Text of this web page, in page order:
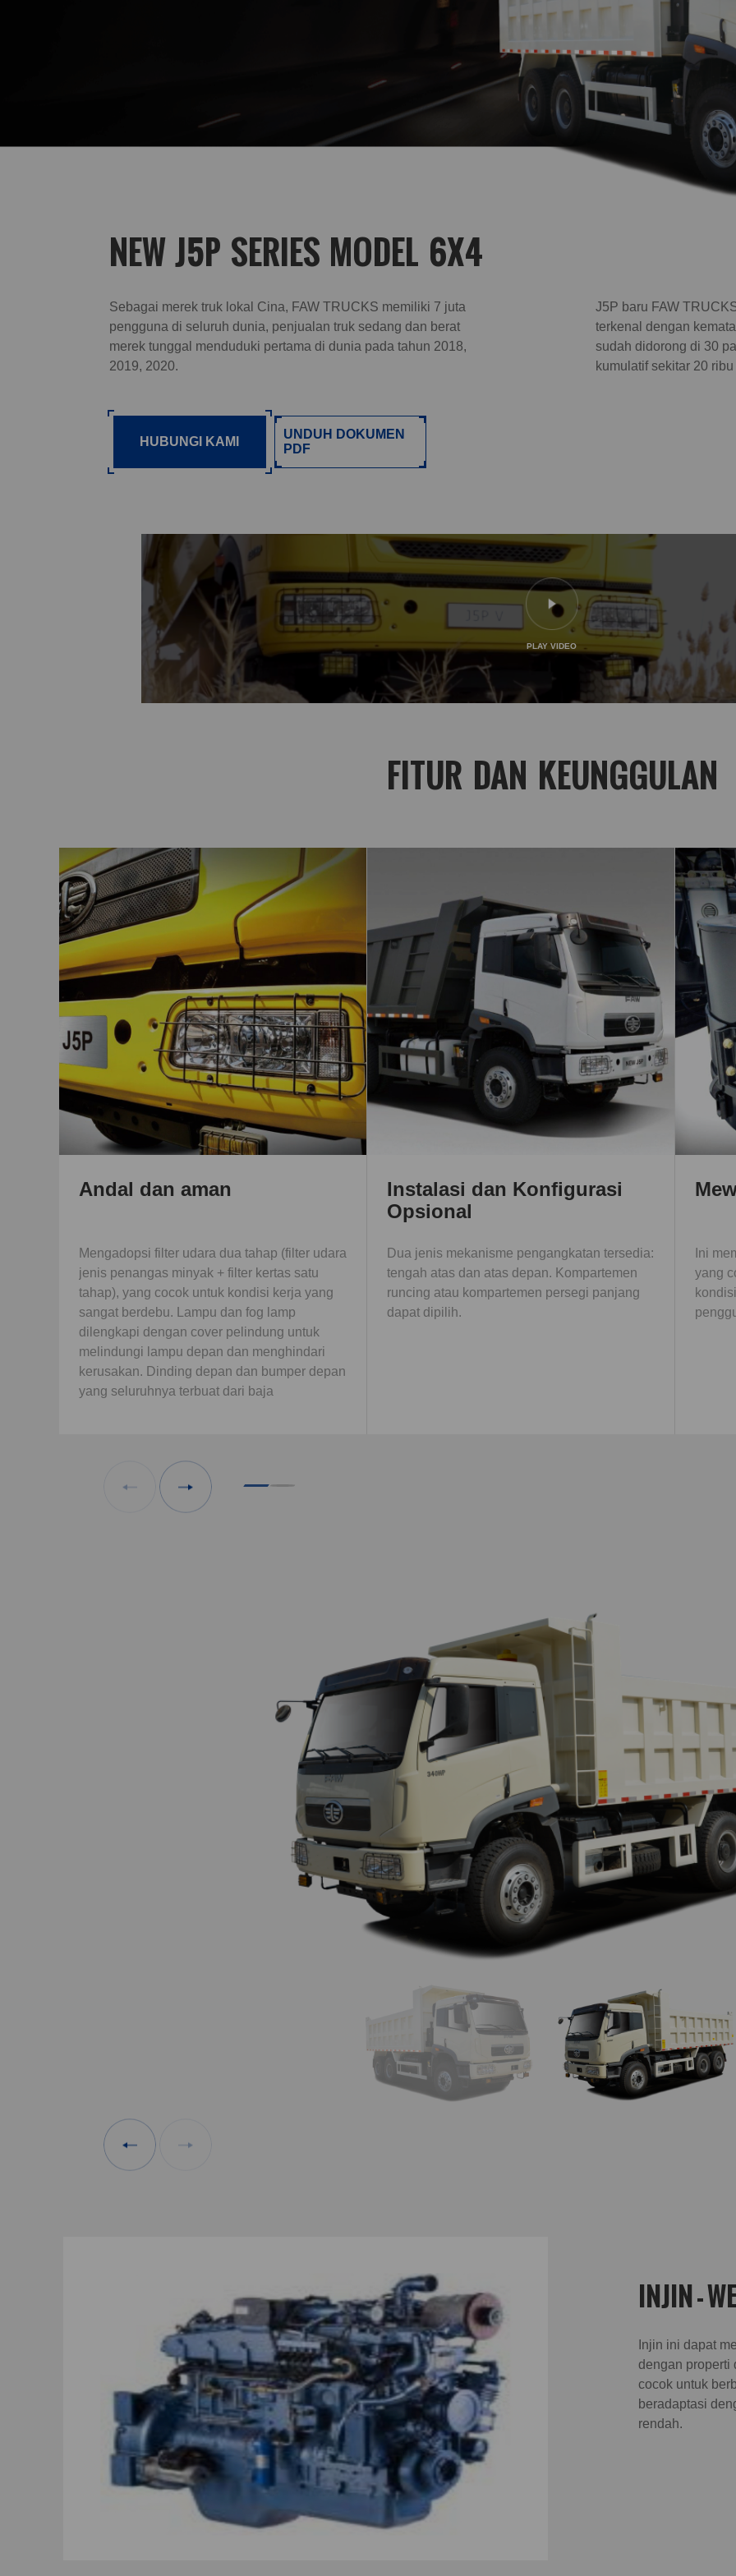
NEW J5P SERIES MODEL 6X4
Sebagai merek truk lokal Cina, FAW TRUCKS memiliki 7 juta
pengguna di seluruh dunia, penjualan truk sedang dan berat
merek tunggal menduduki pertama di dunia pada tahun 2018,
2019, 2020.
J5P baru FAW
terkenal dengan
sudah didorong di 30
kumulatif sekitar 20 ribu
HUBUNGI KAMI
UNDUH DOKUMEN
PDF
PLAY VIDEO
FITUR DAN KEUNGGULAN
Andal dan aman
Mengadopsi filter udara dua tahap (filter udara
jenis penangas minyak + filter kertas satu
tahap), yang cocok untuk kondisi kerja yang
sangat berdebu. Lampu dan fog lamp
dilengkapi dengan cover pelindung untuk
melindungi lampu depan dan menghindari
kerusakan. Dinding depan dan bumper depan
yang seluruhnya terbuat dari baja
Instalasi dan Konfigurasi
Opsional
Dua jenis mekanisme pengangkatan tersedia:
tengah atas dan atas depan. Kompartemen
runcing atau kompartemen persegi panjang
dapat dipilih.
Ini
yang
INJIN -
Injin ini dapat
dengan properti
cocok untuk
beradaptasi
rendah.